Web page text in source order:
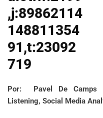
Por: Pavel De Camps
Listening, Social Media